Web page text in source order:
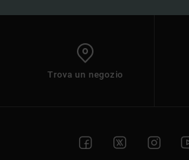
Trova un negozio